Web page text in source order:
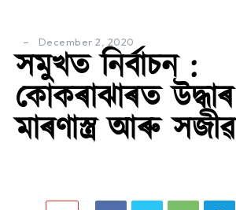
December 2, 2020
সমুখত নিৰ্বাচন :
কোকৰাঝাৰত
মাৰণাস্ত্ৰ আৰু